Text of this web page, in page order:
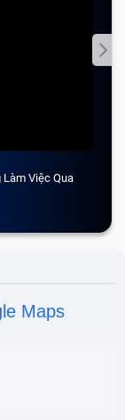
Làm Việc Qua
Maps